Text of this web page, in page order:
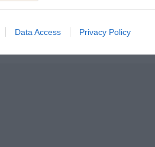
Data Access Privacy Policy